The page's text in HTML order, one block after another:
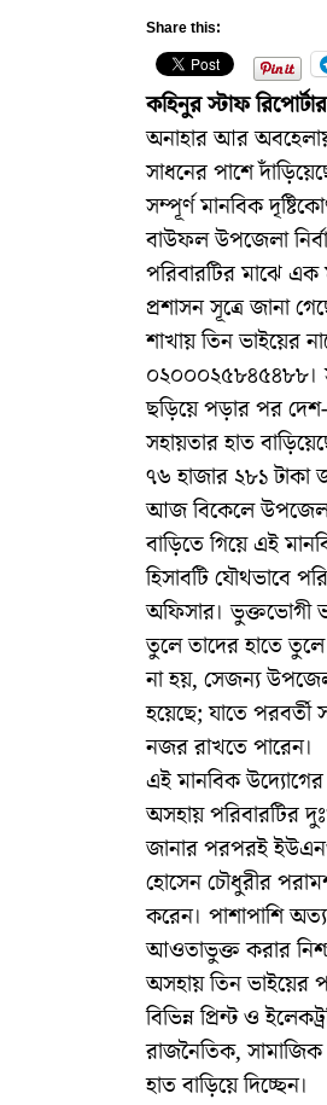
Share this:
কহিনুর স্টাফ
অনাহার আর
সাধনের পাশে
সম্পূর্ণ মানবিক
বাউফল উপজেলা
পরিবারটির মাঝে এক
​প্রশাসন সূত্রে জানা
শাখায় তিন ভাইয়ের
০২০০০২৫৮৪৫৪৮৮।
ছড়িয়ে পড়ার পর
সহায়তার হাত
৭৬ হাজার ২৮১ টাকা
​আজ বিকেলে
বাড়িতে গিয়ে এই
হিসাবটি যৌথভাবে
অফিসার। ভুক্তভোগী
তুলে তাদের হাতে
না হয়, সেজন্য
হয়েছে; যাতে
নজর রাখতে পারেন।
​এই মানবিক উদ্যোগের
অসহায় পরিবারটির
জানার পরপরই
হোসেন চৌধুরীর
করেন। পাশাপাশি
আওতাভুক্ত করার
​অসহায় তিন ভাইয়ের
বিভিন্ন প্রিন্ট ও
রাজনৈতিক, সামাজিক
হাত বাড়িয়ে দিচ্ছেন।